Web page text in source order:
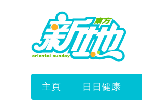
主頁 日日健康